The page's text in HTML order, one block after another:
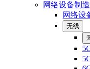
网络设备制
网络设
无线